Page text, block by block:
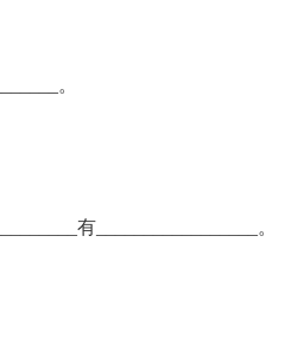
。
有_________________。